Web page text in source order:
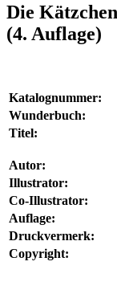
Die
(4. Auflage)
Katalognummer:
Wunderbuch:
Titel:
Autor:
Illustrator:
Co-Illustrator:
Auflage:
Druckvermerk:
Copyright: